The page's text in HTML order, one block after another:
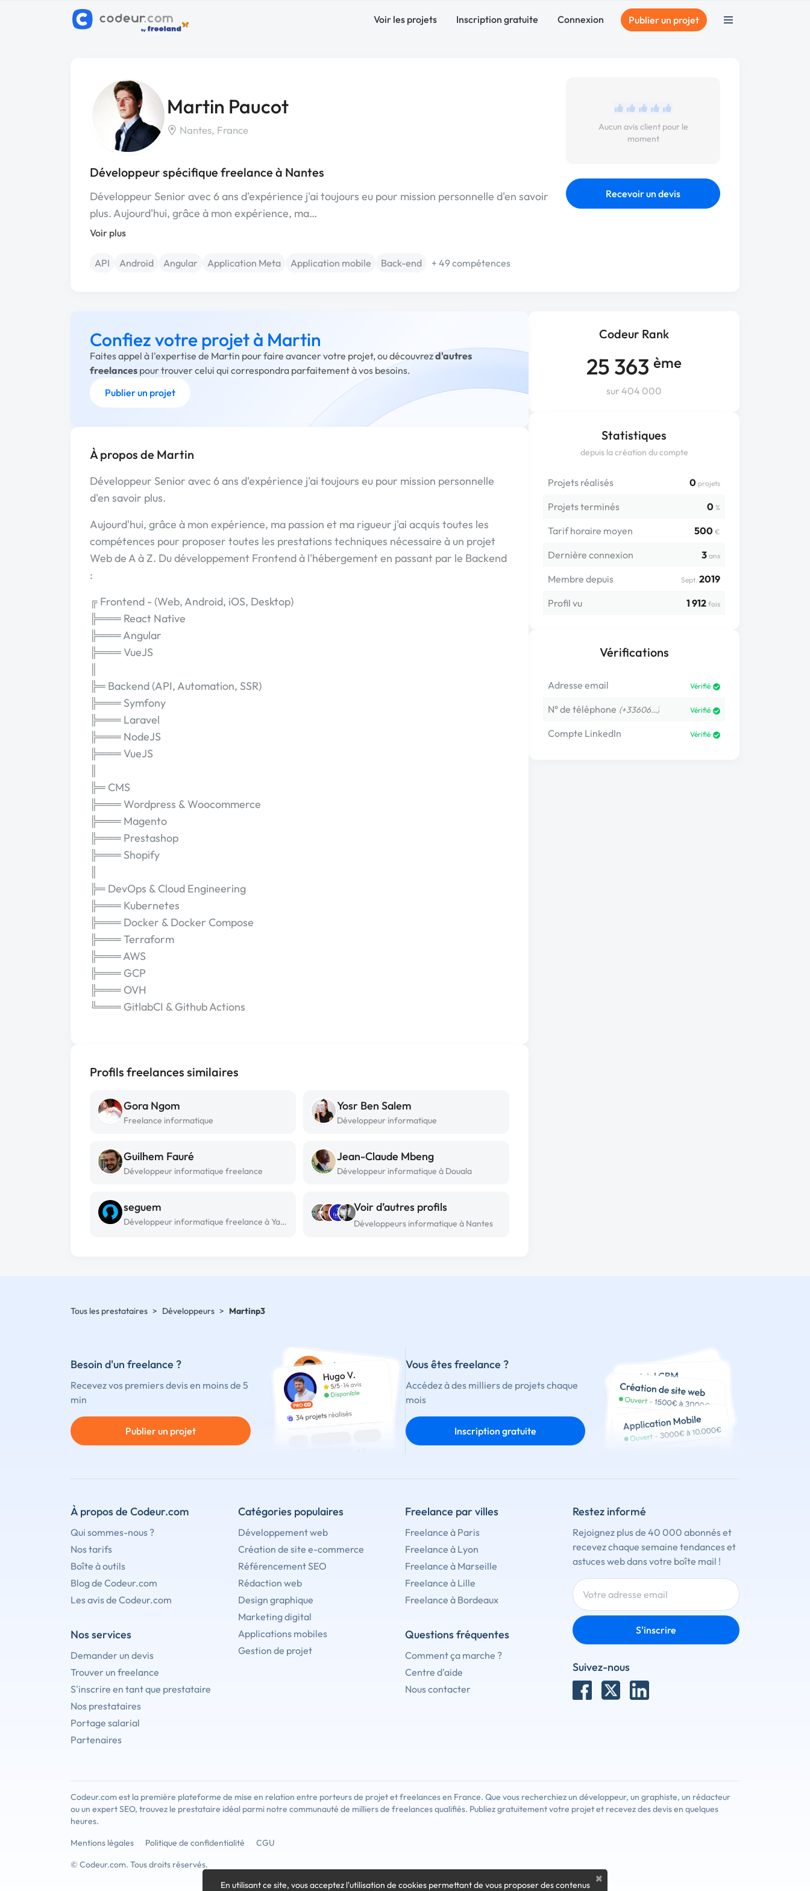
Voir les projets Inscription gratuite Connexion Publier un projet
Martin Paucot
Nantes, France
Développeur spécifique freelance à Nantes
Développeur Senior avec 6 ans d'expérience j'ai toujours eu pour mission personnelle d'en savoir
plus. Aujourd'hui, grâce à mon expérience, ma…
Voir plus
API Android Angular Application Meta Application mobile Back-end + 49 compétences
Aucun avis client pour le
moment
Recevoir un devis
Codeur Rank
25 363 ème
sur 404 000
Statistiques
depuis la création du compte
Projets réalisés 0 projets
Projets terminés 0 %
Tarif horaire moyen 500 €
Dernière connexion 3 ans
Membre depuis Sept. 2019
Profil vu
1 912 fois
Vérifications
Adresse email Vérifié
N° de téléphone (+33606…) Vérifié
Compte LinkedIn Vérifié
Confiez votre projet à Martin
Faites appel à l'expertise de Martin pour faire avancer votre projet, ou découvrezd'autres
freelances pour trouver celui qui correspondra parfaitement à vos besoins.
Publier un projet
À propos de Martin
Développeur Senior avec 6 ans d'expérience j'ai toujours eu pour mission personnelle
d'en savoir plus.
Aujourd'hui, grâce à mon expérience, ma passion et ma rigueur j'ai acquis toutes les
compétences pour proposer toutes les prestations techniques nécessaire à un projet
Web de A à Z. Du développement Frontend à l'hébergement en passant par le Backend
:
╔ Frontend - (Web, Android, iOS, Desktop)
╠═══ React Native
╠═══ Angular
╠═══ VueJS
╠═ Backend (API, Automation, SSR)
╠═══ Symfony
╠═══ Laravel
╠═══ NodeJS
╠═══ VueJS
╠═ CMS
╠═══ Wordpress & Woocommerce
╠═══ Magento
╠═══ Prestashop
╠═══ Shopify
╠═ DevOps & Cloud Engineering
╠═══ Kubernetes
╠═══ Docker & Docker Compose
╠═══ Terraform
╠═══ AWS
╠═══ GCP
╠═══ OVH
╚═══ GitlabCI & Github Actions
Profils freelances similaires
Gora Ngom
Freelance informatique
Yosr Ben Salem
Développeur informatique
Guilhem Fauré
Développeur informatique freelance
Jean-Claude Mbeng
Développeur informatique à Douala
seguem
Développeur informatique freelance à Yaounde
Voir d’autres profils
Développeurs informatique à Nantes
Tous les prestataires > Développeurs > Martinp3
Besoin d'un freelance ?
Recevez vos premiers devis en moins de 5
min
Publier un projet
Vous êtes freelance ?
Accédez à des milliers de projets chaque
mois
Inscription gratuite
À propos de Codeur.com
Qui sommes-nous ?
Nos tarifs
Boîte à outils
Blog de Codeur.com
Les avis de Codeur.com
Nos services
Demander un devis
Trouver un freelance
S'inscrire en tant que prestataire
Nos prestataires
Portage salarial
Partenaires
Catégories populaires
Développement web
Création de site e-commerce
Référencement SEO
Rédaction web
Design graphique
Marketing digital
Applications mobiles
Gestion de projet
Freelance par villes
Freelance à Paris
Freelance à Lyon
Freelance à Marseille
Freelance à Lille
Freelance à Bordeaux
Questions fréquentes
Comment ça marche ?
Centre d'aide
Nous contacter
Restez informé
Rejoignez plus de 40 000 abonnés et
recevez chaque semaine tendances et
astuces web dans votre boîte mail !
S'inscrire
Suivez-nous
Codeur.com est la première plateforme de mise en relation entre porteurs de projet et freelances en France. Que vous recherchiez un développeur, un graphiste, un rédacteur
ou un expert SEO, trouvez le prestataire idéal parmi notre communauté de milliers de freelances qualifiés. Publiez gratuitement votre projet et recevez des devis en quelques
heures.
Mentions légales
Politique de confidentialité
CGU
© Codeur.com. Tous droits réservés.
×
En utilisant ce site, vous acceptez l'utilisation de cookies permettant de vous proposer des contenus